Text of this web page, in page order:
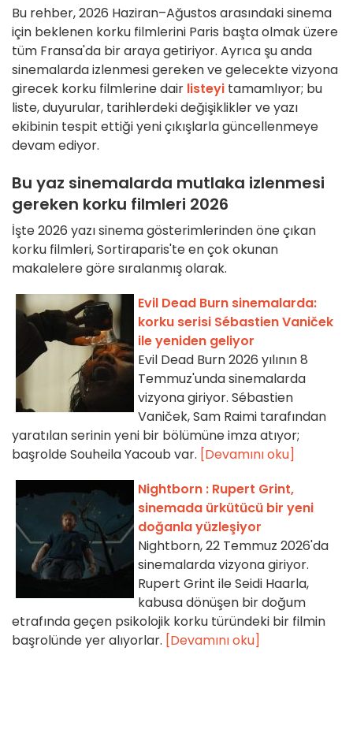
Bu rehber, 2026 Haziran–Ağustos arasındaki sinema
için beklenen korku filmlerini Paris başta olmak üzere
tüm Fransa'da bir araya getiriyor. Ayrıca şu anda
sinemalarda izlenmesi gereken ve gelecekte vizyona
girecek korku filmlerine dair listeyi tamamlıyor; bu
liste, duyurular, tarihlerdeki değişiklikler ve yazı
ekibinin tespit ettiği yeni çıkışlarla güncellenmeye
devam ediyor.
Bu yaz sinemalarda mutlaka izlenmesi
gereken korku filmleri 2026
İşte 2026 yazı sinema gösterimlerinden öne çıkan
korku filmleri, Sortiraparis'te en çok okunan
makalelere göre sıralanmış olarak.
Evil Dead Burn sinemalarda:
korku serisi Sébastien Vaniček
ile yeniden geliyor
Evil Dead Burn 2026 yılının 8
Temmuz'unda sinemalarda
vizyona giriyor. Sébastien
Vaniček, Sam Raimi tarafından
yaratılan serinin yeni bir bölümüne imza atıyor;
başrolde Souheila Yacoub var. [Devamını oku]
Nightborn : Rupert Grint,
sinemada ürkütücü bir yeni
doğanla yüzleşiyor
Nightborn, 22 Temmuz 2026'da
sinemalarda vizyona giriyor.
Rupert Grint ile Seidi Haarla,
kabusa dönüşen bir doğum
etrafında geçen psikolojik korku türündeki bir filmin
başrolünde yer alıyorlar. [Devamını oku]